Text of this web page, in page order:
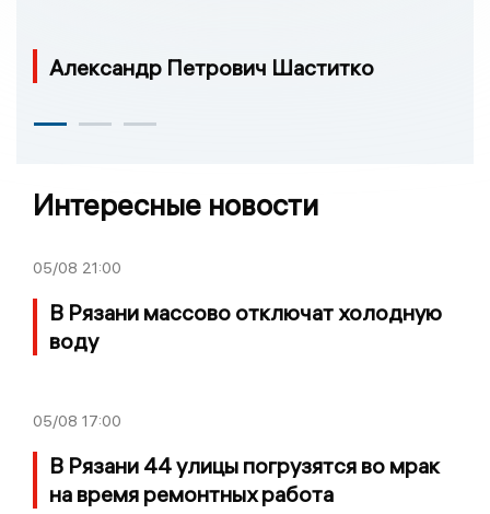
Александр Петрович Шаститко
Интересные новости
05/08 21:00
В Рязани массово отключат холодную
воду
05/08 17:00
В Рязани 44 улицы погрузятся во мрак
на время ремонтных работа